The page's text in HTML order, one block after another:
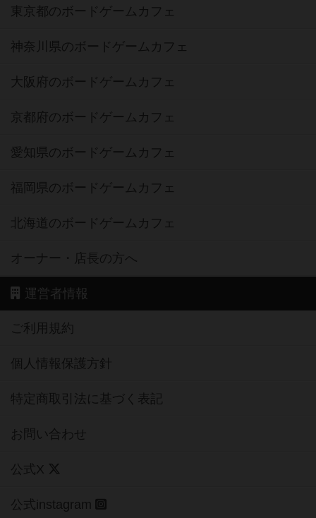
東京都のボードゲームカフェ
神奈川県のボードゲームカフェ
大阪府のボードゲームカフェ
京都府のボードゲームカフェ
愛知県のボードゲームカフェ
福岡県のボードゲームカフェ
北海道のボードゲームカフェ
オーナー・店長の方へ
運営者情報
ご利用規約
個人情報保護方針
特定商取引法に基づく表記
お問い合わせ
公式X
公式instagram